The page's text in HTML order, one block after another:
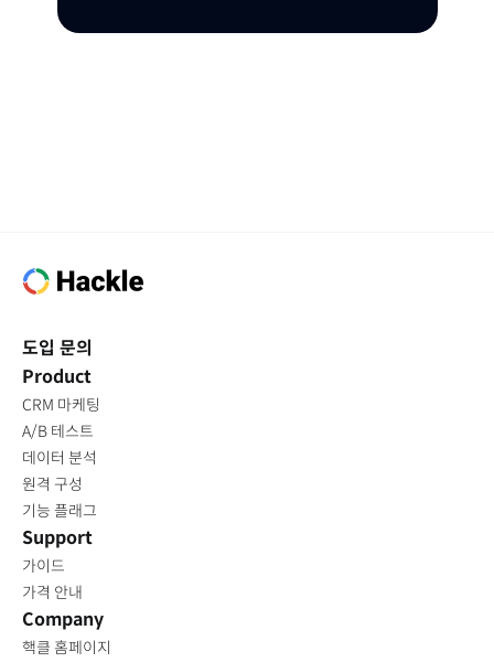
도입 문의
Product
CRM 마케팅
A/B 테스트
데이터 분석
원격 구성
기능 플래그
Support
가이드
가격 안내
Company
핵클 홈페이지